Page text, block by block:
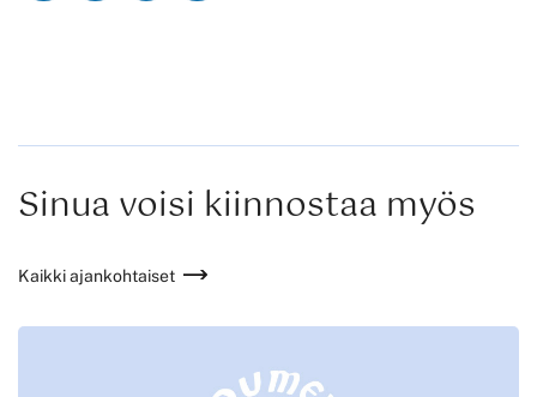
Sinua voisi kiinnostaa myös
Kaikki ajankohtaiset